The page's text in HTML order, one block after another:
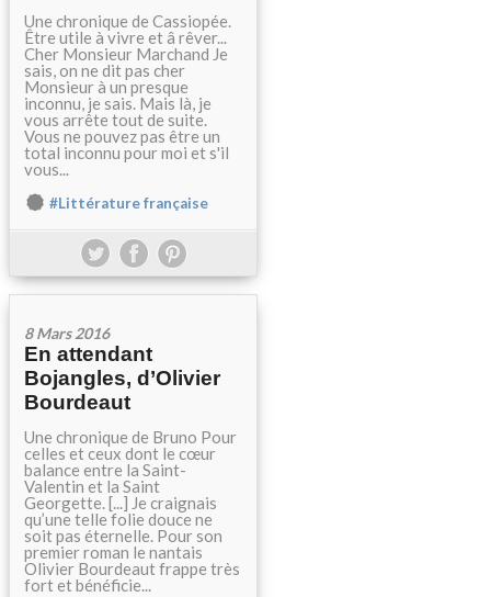
Une chronique de Cassiopée.
Être utile à vivre et â rêver...
Cher Monsieur Marchand Je
sais, on ne dit pas cher
Monsieur à un presque
inconnu, je sais. Mais là, je
vous arrête tout de suite.
Vous ne pouvez pas être un
total inconnu pour moi et s'il
vous...
#Littérature française
8 Mars 2016
En attendant
Bojangles, d’Olivier
Bourdeaut
Une chronique de Bruno Pour
celles et ceux dont le cœur
balance entre la Saint-
Valentin et la Saint
Georgette. [...] Je craignais
qu’une telle folie douce ne
soit pas éternelle. Pour son
premier roman le nantais
Olivier Bourdeaut frappe très
fort et bénéficie...